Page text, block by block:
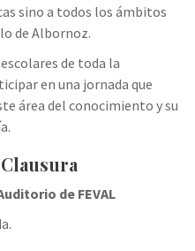
sino a todos los ámbitos
de Albornoz.
de toda la
en una jornada que
área del conocimiento y su
de FEVAL